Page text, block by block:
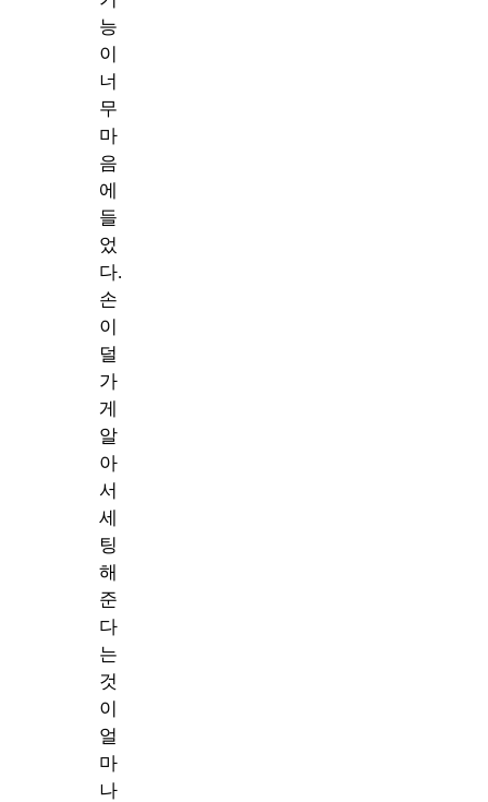
능
이
너
무
마
음
에
들
었
다.
손
이
덜
가
게
알
아
서
세
팅
해
준
다
는
것
이
얼
마
나